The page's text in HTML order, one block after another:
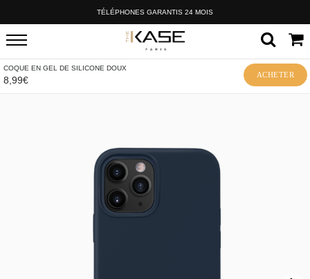
TÉLÉPHONES GARANTIS 24 MOIS
COQUE EN GEL DE SILICONE DOUX
8,99€ ACHETER